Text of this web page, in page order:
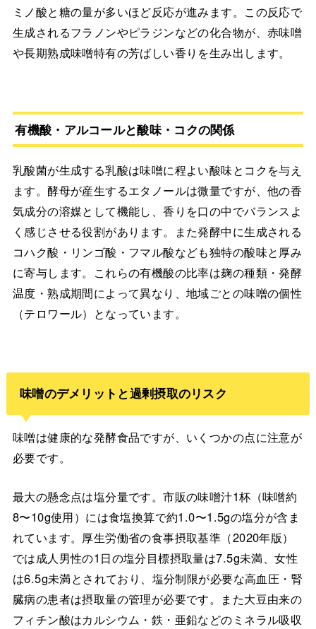
ミノ酸と糖の量が多いほど反応が進みます。この反応で
生成されるフラノンやピラジンなどの化合物が、赤味噌
や長期熟成味噌特有の芳ばしい香りを生み出します。
有機酸・アルコールと酸味・コクの関係
乳酸菌が生成する乳酸は味噌に程よい酸味とコクを与え
ます。酵母が産生するエタノールは微量ですが、他の香
気成分の溶媒として機能し、香りを口の中でバランスよ
く感じさせる役割があります。また発酵中に生成される
コハク酸・リンゴ酸・フマル酸なども独特の酸味と厚み
に寄与します。これらの有機酸の比率は麹の種類・発酵
温度・熟成期間によって異なり、地域ごとの味噌の個性
（テロワール）となっています。
味噌のデメリットと過剰摂取のリスク
味噌は健康的な発酵食品ですが、いくつかの点に注意が
必要です。
最大の懸念点は塩分量です。市販の味噌汁1杯（味噌約
8〜10g使用）には食塩換算で約1.0〜1.5gの塩分が含ま
れています。厚生労働省の食事摂取基準（2020年版）
では成人男性の1日の塩分目標摂取量は7.5g未満、女性
は6.5g未満とされており、塩分制限が必要な高血圧・腎
臓病の患者は摂取量の管理が必要です。また大豆由来の
フィチン酸はカルシウム・鉄・亜鉛などのミネラル吸収